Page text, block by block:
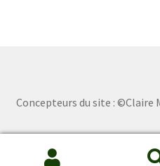
Concepteurs du site : ©Claire